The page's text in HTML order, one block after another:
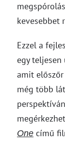
kevesebbet
Ezzel a
egy
amit
még több
One című